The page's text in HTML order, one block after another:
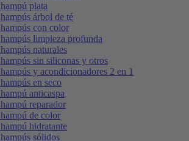
plata
árbol de té
con color
limpieza profunda
naturales
sin siliconas y otros
y acondicionadores 2 en 1
en seco
anticaspa
reparador
de color
hidratante
sólidos